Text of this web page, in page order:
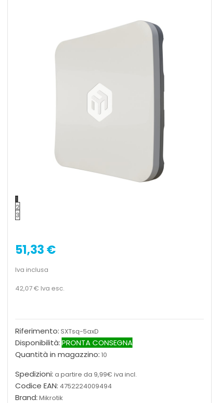
1
2
3
51,33 €
Iva inclusa
42,07 € Iva esc.
Riferimento: SXTsq-5axD
Disponibilità:PRONTA CONSEGNA
Quantità in magazzino: 10
Spedizioni: a partire da 9,99€ iva incl.
Codice EAN: 4752224009494
Brand: Mikrotik